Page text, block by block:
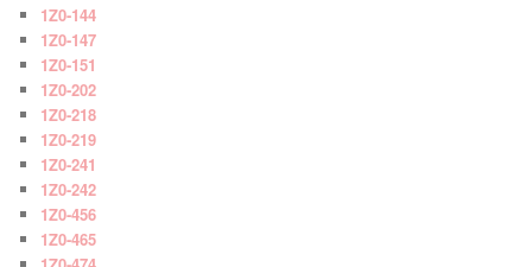
1Z0-144
1Z0-147
1Z0-151
1Z0-202
1Z0-218
1Z0-219
1Z0-241
1Z0-242
1Z0-456
1Z0-465